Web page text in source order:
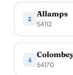
3
Allamps
54112
4
54170